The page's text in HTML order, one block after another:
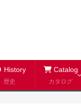
History
歴史
Catalog
カタログ